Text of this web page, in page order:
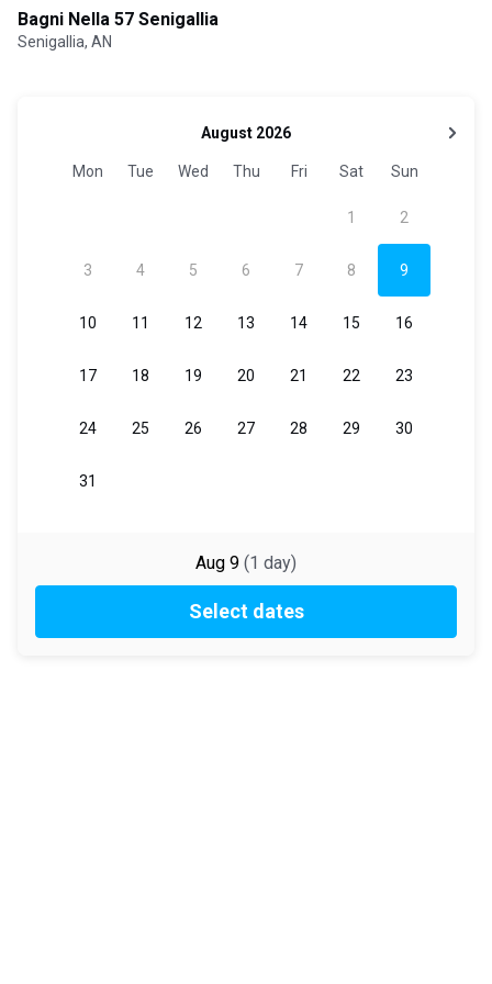
Bagni Nella 57 Senigallia
Senigallia, AN
Aug 9 (1 day)
Select dates